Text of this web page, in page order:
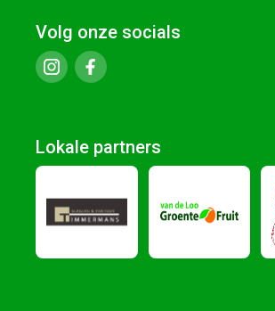
Volg onze socials
Lokale partners